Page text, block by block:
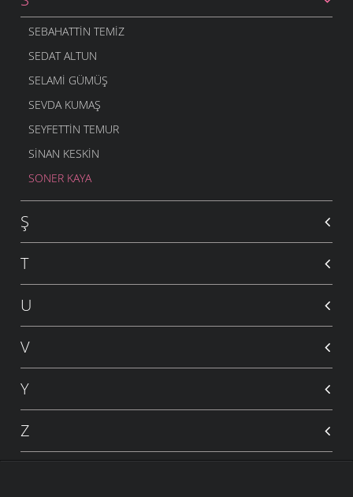
SEBAHATTIN TEMIZ
SEDAT ALTUN
SELAMI GÜMÜŞ
SEVDA KUMAŞ
SEYFETTIN TEMUR
SINAN KESKIN
SONER KAYA
Ş
T
U
V
Y
Z